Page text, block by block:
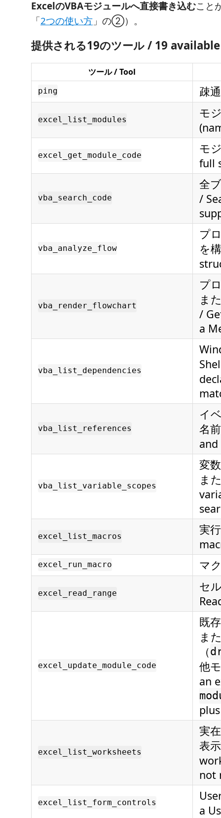
ExcelのVBAモジュールへ直接書き込むこと
「2つの使い方 」の②）。
提供される19のツール / 19
ツール / Tool
ping 疎
excel_list_modules
モ
excel_get_module_code
モ
full
vba_search_code
全
/
vba_analyze_flow
プ
を
vba_render_flowchart
プ
ま
/
a
vba_list_dependencies
vba_list_references
イ
名
vba_list_variable_scopes
変
ま
excel_list_macros
実
excel_run_macro マ
excel_read_range
セ
excel_update_module_code
既
ま
（
他
an
excel_list_worksheets
実
表
not
excel_list_form_controls
a